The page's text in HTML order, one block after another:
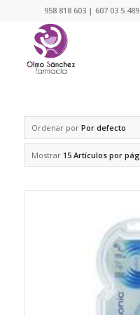
958 818 603 | 607 03 5
Ordenar por Por defecto
Mostrar 15 Artículos por